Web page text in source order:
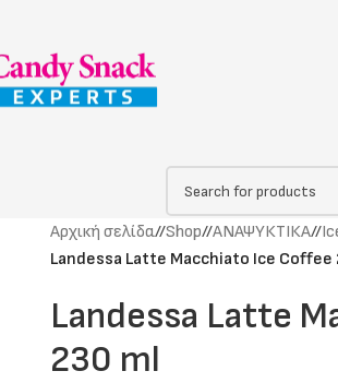
Αρχική σελίδα/ Shop/ ΑΝΑΨΥΚΤΙΚΑ/
Landessa Latte Macchiato Ice Coffee
Landessa Latte
230 ml